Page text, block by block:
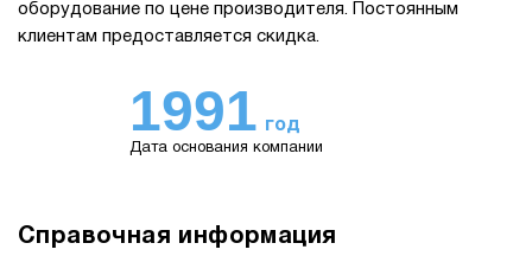
оборудование по цене производителя. Постоянным
клиентам предоставляется скидка.
1991 год
Дата основания компании
Справочная информация